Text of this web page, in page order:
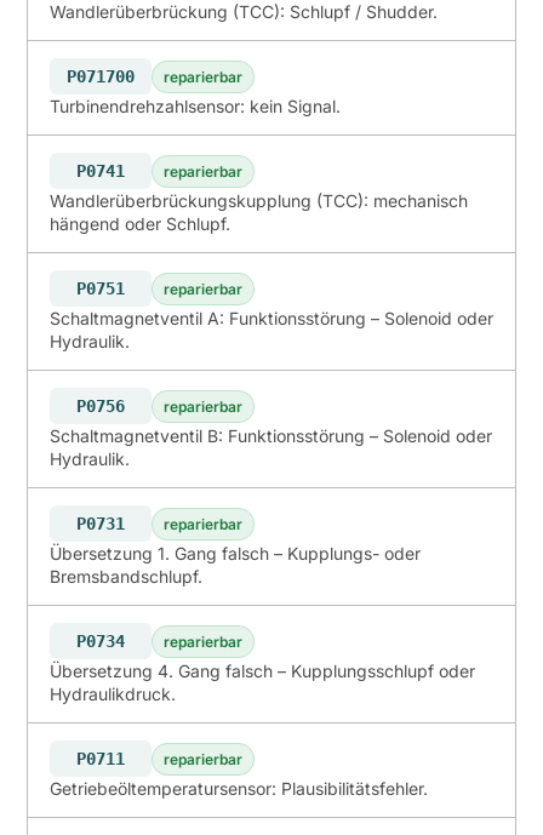
Wandlerüberbrückung (TCC): Schlupf / Shudder.
P071700
Turbinendrehzahlsensor: kein Signal.
reparierbar
P0741
Wandlerüberbrückungskupplung (TCC): mechanisch
hängend oder Schlupf.
reparierbar
P0751
Schaltmagnetventil A: Funktionsstörung – Solenoid oder
Hydraulik.
reparierbar
P0756
Schaltmagnetventil B: Funktionsstörung – Solenoid oder
Hydraulik.
reparierbar
P0731
Übersetzung 1. Gang falsch – Kupplungs- oder
Bremsbandschlupf.
reparierbar
P0734
Übersetzung 4. Gang falsch – Kupplungsschlupf oder
Hydraulikdruck.
reparierbar
P0711
Getriebeöltemperatursensor: Plausibilitätsfehler.
reparierbar